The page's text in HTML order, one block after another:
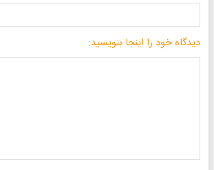
دیدگاه خود را اینجا بنویسید: